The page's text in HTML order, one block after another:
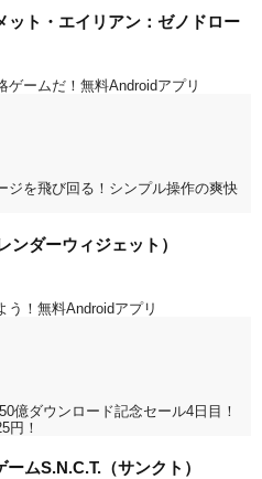
ット・エイリアン：ゼノドロー
ームだ！無料Androidアプリ
ジを飛び回る！シンプル操作の爽快
ダーウィジェット）
う！無料Androidアプリ
億ダウンロード記念セール4日目！
円！
ムS.N.C.T.（サンクト）